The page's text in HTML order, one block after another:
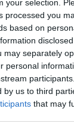
your selection.
processed you
based on
may separately
personal
by us to third
that may
από
όπως
να
να
να
Το